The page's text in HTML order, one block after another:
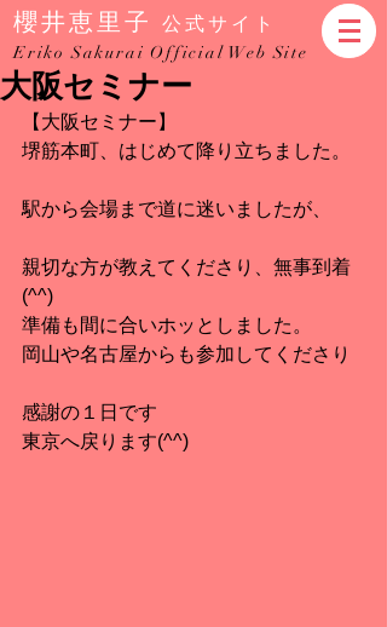
櫻井恵里子
公式サイト
Eriko Sakurai Official Web Site
大阪セミナー
【大阪セミナー】
堺筋本町、はじめて降り立ちました。
駅から会場まで道に迷いましたが、
親切な方が教えてくださり、無事到着
(^^)
準備も間に合いホッとしました。
岡山や名古屋からも参加してくださり
感謝の１日です
東京へ戻ります(^^)